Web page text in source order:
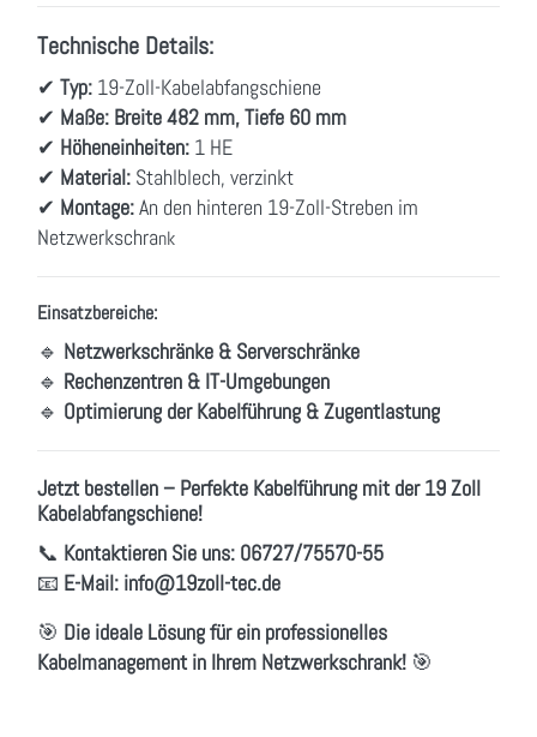
Technische Details:
✔ Typ: 19-Zoll-Kabelabfangschiene
✔ Maße: Breite 482 mm, Tiefe 60 mm
✔ Höheneinheiten: 1 HE
✔ Material: Stahlblech, verzinkt
✔ Montage:An den hinteren 19-Zoll-Streben im
Netzwerkschrank
Einsatzbereiche:
🔹 Netzwerkschränke & Serverschränke
🔹 Rechenzentren & IT-Umgebungen
🔹 Optimierung der Kabelführung & Zugentlastung
Jetzt bestellen – Perfekte Kabelführung mit der 19 Zoll
Kabelabfangschiene!
📞 Kontaktieren Sie uns: 06727/75570-55
📧 E-Mail: info@19zoll-tec.de
🎯 Die ideale Lösung für ein professionelles
Kabelmanagement in Ihrem Netzwerkschrank! 🎯